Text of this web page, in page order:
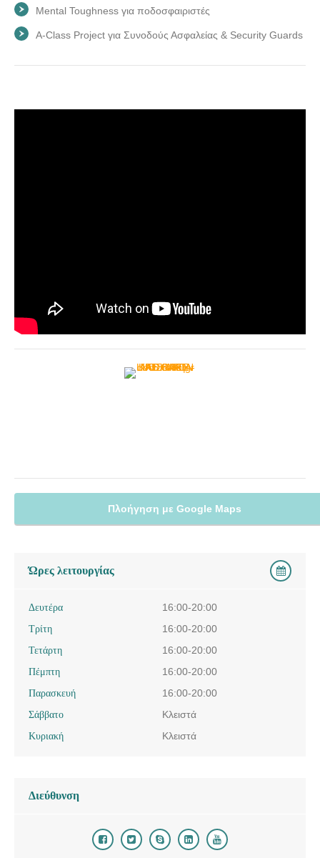
Mental Toughness για ποδοσφαιριστές
A-Class Project για Συνοδούς Ασφαλείας & Security Guards
Πλοήγηση με Google Maps
Ώρες λειτουργίας
Δευτέρα
16:00-20:00
Τρίτη
16:00-20:00
Τετάρτη
16:00-20:00
Πέμπτη
16:00-20:00
Παρασκευή
16:00-20:00
Σάββατο
Κλειστά
Κυριακή
Κλειστά
Διεύθυνση